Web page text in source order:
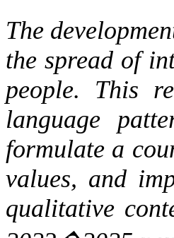
The
the spread of
people. This
language
formulate a
values, and
qualitative